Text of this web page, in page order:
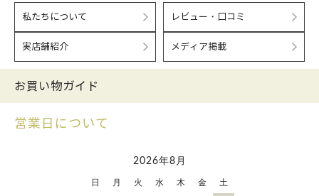
私たちについて レビュー・口コミ
実店舗紹介 メディア掲載
お買い物ガイド
営業日について
2026年8月
日 月 火 水 木 金 土